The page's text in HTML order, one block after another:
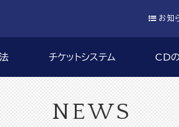
お知
チケットシステム CD
NEWS